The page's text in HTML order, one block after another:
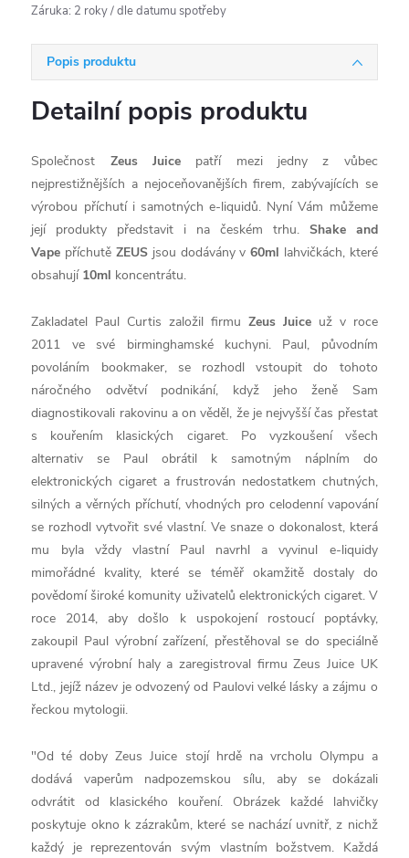
Záruka: 2 roky / dle datumu spotřeby
Popis produktu
Detailní popis produktu
Společnost Zeus Juice patří mezi jedny z vůbec
nejprestižnějších a nejoceňovanějších firem, zabývajících se
výrobou příchutí i samotných e-liquidů. Nyní Vám můžeme
její produkty představit i na českém trhu. Shake and
Vape příchutě ZEUS jsou dodávány v 60ml lahvičkách, které
obsahují 10ml koncentrátu.
Zakladatel Paul Curtis založil firmu Zeus Juice už v roce
2011 ve své birminghamské kuchyni. Paul, původním
povoláním bookmaker, se rozhodl vstoupit do tohoto
náročného odvětví podnikání, když jeho ženě Sam
diagnostikovali rakovinu a on věděl, že je nejvyšší čas přestat
s kouřením klasických cigaret. Po vyzkoušení všech
alternativ se Paul obrátil k samotným náplním do
elektronických cigaret a frustrován nedostatkem chutných,
silných a věrných příchutí, vhodných pro celodenní vapování
se rozhodl vytvořit své vlastní. Ve snaze o dokonalost, která
mu byla vždy vlastní Paul navrhl a vyvinul e-liquidy
mimořádné kvality, které se téměř okamžitě dostaly do
povědomí široké komunity uživatelů elektronických cigaret. V
roce 2014, aby došlo k uspokojení rostoucí poptávky,
zakoupil Paul výrobní zařízení, přestěhoval se do speciálně
upravené výrobní haly a zaregistroval firmu Zeus Juice UK
Ltd., jejíž název je odvozený od Paulovi velké lásky a zájmu o
řeckou mytologii.
"Od té doby Zeus Juice stojí hrdě na vrcholu Olympu a
dodává vaperům nadpozemskou sílu, aby se dokázali
odvrátit od klasického kouření. Obrázek každé lahvičky
poskytuje okno k zázrakům, které se nachází uvnitř, z nichž
každý je reprezentován svým vlastním božstvem. Každá